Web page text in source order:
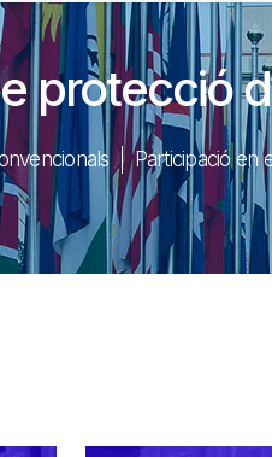
protecció
Participació en